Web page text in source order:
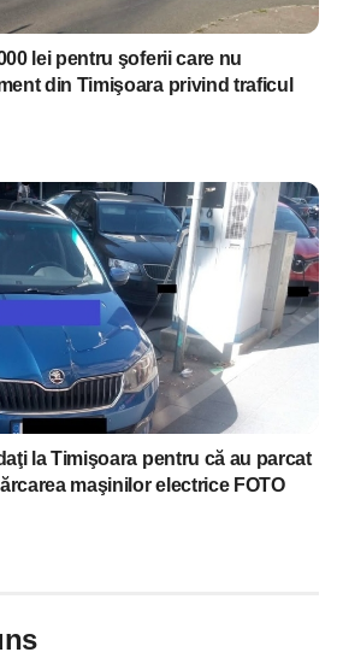
lei pentru şoferii care nu
din Timişoara privind traficul
la Timişoara pentru că au parcat
maşinilor electrice FOTO